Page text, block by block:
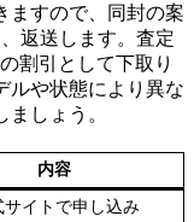
ますので、同封の案
返送します。査定
割引として下取り
ルや状態により異な
しょう。
内容
サイトで申し込み